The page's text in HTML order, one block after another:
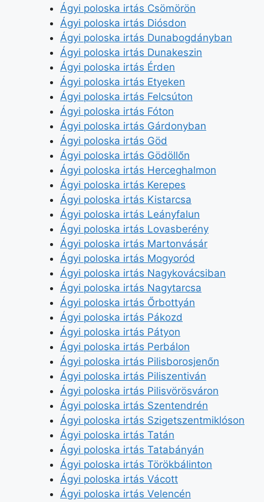
Ágyi poloska irtás Csömörön
Ágyi poloska irtás Diósdon
Ágyi poloska irtás Dunabogdányban
Ágyi poloska irtás Dunakeszin
Ágyi poloska irtás Érden
Ágyi poloska irtás Etyeken
Ágyi poloska irtás Felcsúton
Ágyi poloska irtás Fóton
Ágyi poloska irtás Gárdonyban
Ágyi poloska irtás Göd
Ágyi poloska irtás Gödöllőn
Ágyi poloska irtás Herceghalmon
Ágyi poloska irtás Kerepes
Ágyi poloska irtás Kistarcsa
Ágyi poloska irtás Leányfalun
Ágyi poloska irtás Lovasberény
Ágyi poloska irtás Martonvásár
Ágyi poloska irtás Mogyoród
Ágyi poloska irtás Nagykovácsiban
Ágyi poloska irtás Nagytarcsa
Ágyi poloska irtás Őrbottyán
Ágyi poloska irtás Pákozd
Ágyi poloska irtás Pátyon
Ágyi poloska irtás Perbálon
Ágyi poloska irtás Pilisborosjenőn
Ágyi poloska irtás Piliszentiván
Ágyi poloska irtás Pilisvörösváron
Ágyi poloska irtás Szentendrén
Ágyi poloska irtás Szigetszentmiklóson
Ágyi poloska irtás Tatán
Ágyi poloska irtás Tatabányán
Ágyi poloska irtás Törökbálinton
Ágyi poloska irtás Vácott
Ágyi poloska irtás Velencén